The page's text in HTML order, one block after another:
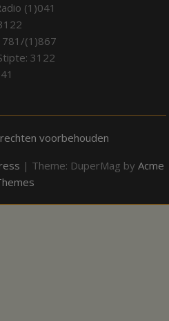
(1)041
781/(1)867
3122
voorbehouden
| Theme: DuperMag by Acme